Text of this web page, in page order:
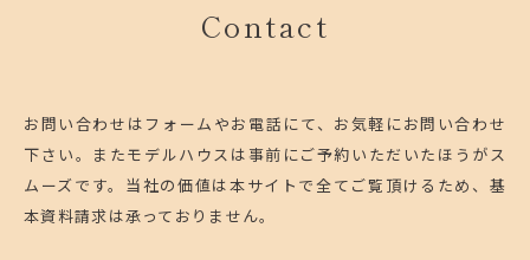
Contact
お問い合わせはフォームやお電話にて、お気軽にお問い合わせ
下さい。 またモデルハウスは事前にご予約いただいたほうがス
ムーズです。 当社の価値は本サイトで全てご覧頂けるため、基
本資料請求は承っておりません。